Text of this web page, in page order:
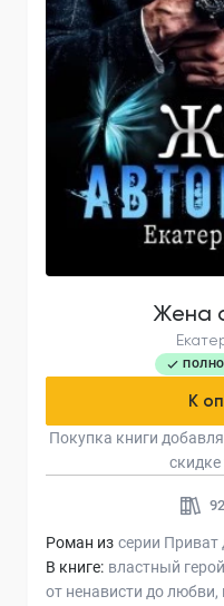
Жена
К
Покупка книги
скидке
92
Роман из серии Приват
В книге: властный герой
от ненависти до любви